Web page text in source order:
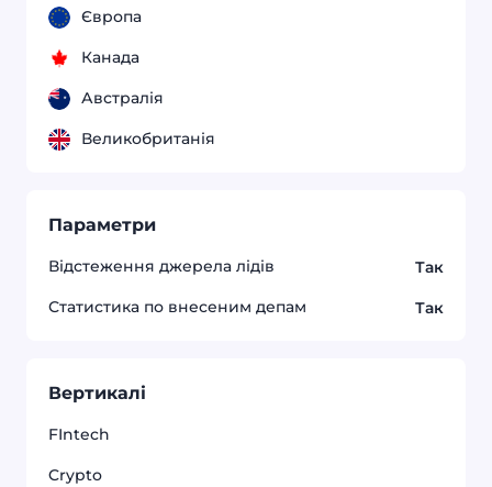
Європа
Канада
Австралія
Великобританія
Параметри
Відстеження джерела лідів Так
Статистика по внесеним депам Так
Вертикалі
FIntech
Crypto